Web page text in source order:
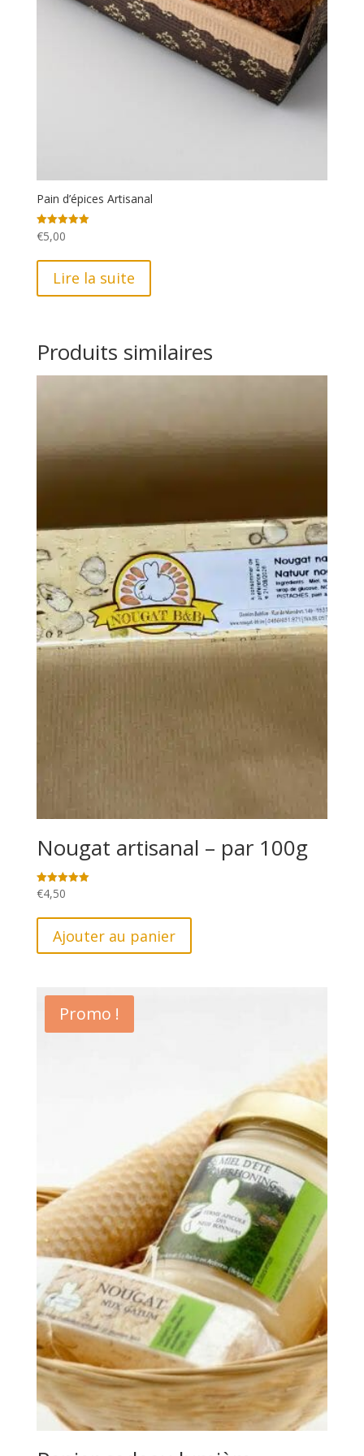
Pain d’épices Artisanal
Note
5.00
€5,00
Lire la suite
Produits similaires
Nougat artisanal – par 100g
Note
5.00
€4,50
Ajouter au panier
Promo !